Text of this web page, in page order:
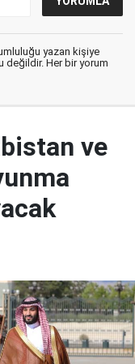
yazan kişiye
değildir. Her bir yorum
ve